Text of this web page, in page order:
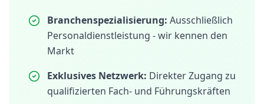
Branchenspezialisierung: Ausschließlich
Personaldienstleistung - wir kennen den
Markt
Exklusives Netzwerk: Direkter Zugang zu
qualifizierten Fach- und Führungskräften